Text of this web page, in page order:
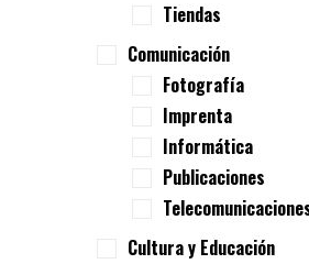
Tiendas
Comunicación
Fotografía
Imprenta
Informática
Publicaciones
Cultura y Educación